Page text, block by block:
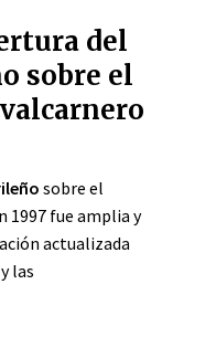
del
sobre el
sobre el
1997 fue amplia y
actualizada
las